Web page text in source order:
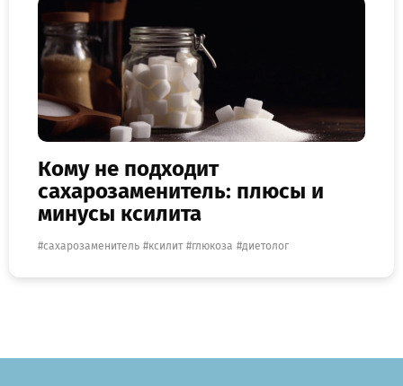
Кому не подходит
сахарозаменитель: плюсы и
минусы ксилита
сахарозаменитель ксилит глюкоза диетолог